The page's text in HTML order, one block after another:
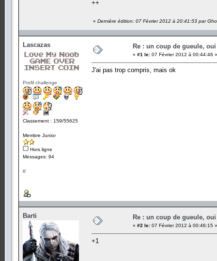
++
« Dernière édition: 07 Février 2012 à 20:41:53 par
Lascazas
Profil challenge
Classement : 159/55625
Membre Junior
Hors ligne
Messages: 94
//
Re : un coup de gueule, oui
« #1 le: 07 Février 2012 à 00:44:46 »
J'ai pas trop compris, mais ok
Barti Re : un coup de gueule, oui
« #2 le: 07 Février 2012 à 00:46:15 »
+1